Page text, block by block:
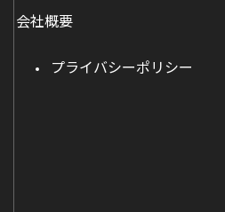
会社概要
プライバシーポリシー